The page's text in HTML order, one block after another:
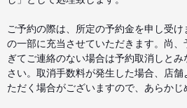
ご予約の際は、所定の予約金を申し受
の一部に充当させていただきます。尚
ぎてご連絡のない場合は予約取消しと
さい。取消手数料が発生した場合、店
ただく場合がございますので、あらかじ